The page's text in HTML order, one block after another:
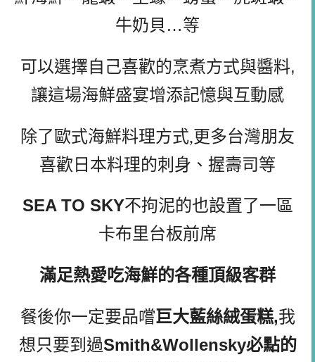
牛奶貝 …等
可以選擇自己喜歡的烹煮方式與醬料,
讓這場海鮮盛宴增添記憶與互動感
除了歐式海鮮料理方式,更多台灣朋友
喜歡日本料理的刺身、握壽司等
SEA TO SKY不拘泥的也設置了一區
卡布里台板前席
滿足熱愛吃海鮮的各種頂級客群
餐後你一定要品嚐巨大藍絲絨蛋糕,我
想只要到過Smith&Wollensky必點的